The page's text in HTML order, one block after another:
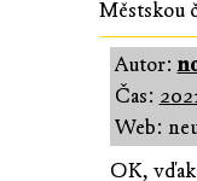
Městskou
Autor:
Čas:
Web:
OK,